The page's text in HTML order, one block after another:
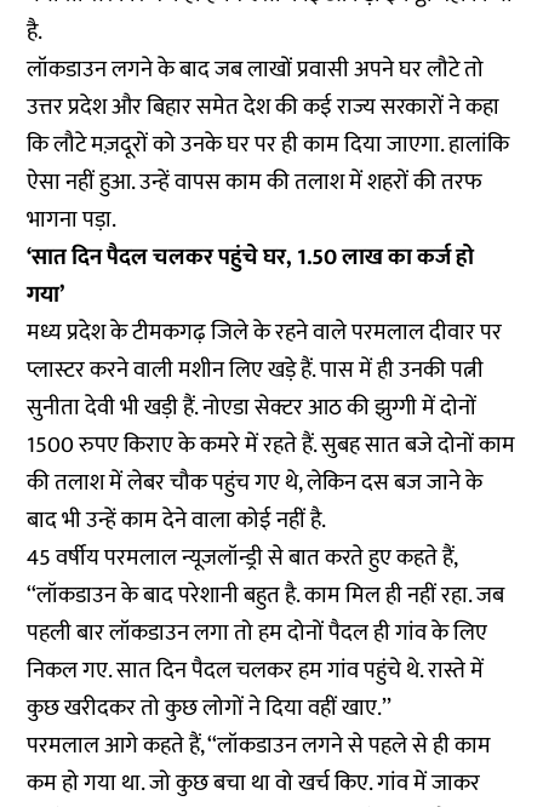
है.
लॉकडाउन लगने के बाद जब लाखों प्रवासी अपने घर लौटे तो
उत्तर प्रदेश और बिहार समेत देश की कई राज्य सरकारों ने कहा
कि लौटे मज़दूरों को उनके घर पर ही काम दिया जाएगा. हालांकि
ऐसा नहीं हुआ. उन्हें वापस काम की तलाश में शहरों की तरफ
भागना पड़ा.
‘सात दिन पैदल चलकर पहुंचे घर, 1.50 लाख का कर्ज हो
गया’
मध्य प्रदेश के टीमकगढ़ जिले के रहने वाले परमलाल दीवार पर
प्लास्टर करने वाली मशीन लिए खड़े हैं. पास में ही उनकी पत्नी
सुनीता देवी भी खड़ी हैं. नोएडा सेक्टर आठ की झुग्गी में दोनों
1500 रुपए किराए के कमरे में रहते हैं. सुबह सात बजे दोनों काम
की तलाश में लेबर चौक पहुंच गए थे, लेकिन दस बज जाने के
बाद भी उन्हें काम देने वाला कोई नहीं है.
45 वर्षीय परमलाल न्यूजलॉन्ड्री से बात करते हुए कहते हैं,
‘‘लॉकडाउन के बाद परेशानी बहुत है. काम मिल ही नहीं रहा. जब
पहली बार लॉकडाउन लगा तो हम दोनों पैदल ही गांव के लिए
निकल गए. सात दिन पैदल चलकर हम गांव पहुंचे थे. रास्ते में
कुछ खरीदकर तो कुछ लोगों ने दिया वहीं खाए.’’
परमलाल आगे कहते हैं, ‘‘लॉकडाउन लगने से पहले से ही काम
कम हो गया था. जो कुछ बचा था वो खर्च किए. गांव में जाकर